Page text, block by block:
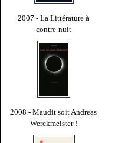
2007 - La Littérature à
contre-nuit
2008 - Maudit soit Andreas
Werckmeister !